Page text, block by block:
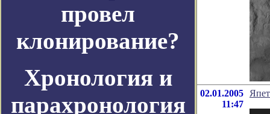
провел
клонирование?
Хронология и
парахронология
02.01.2005
11:47